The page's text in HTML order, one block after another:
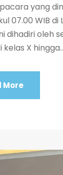
yang
07.00 WIB di
dihadiri oleh
kelas X
More